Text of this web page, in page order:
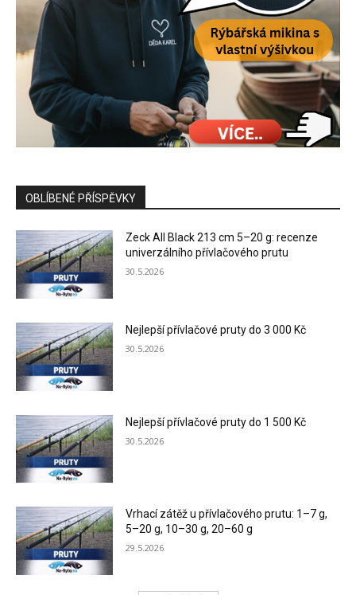
OBLÍBENÉ PŘÍSPĚVKY
Zeck All Black 213 cm 5–20 g: recenze
univerzálního přívlačového prutu
30.5.2026
Nejlepší přívlačové pruty do 3 000 Kč
30.5.2026
Nejlepší přívlačové pruty do 1 500 Kč
30.5.2026
Vrhací zátěž u přívlačového prutu: 1–7 g,
5–20 g, 10–30 g, 20–60 g
29.5.2026